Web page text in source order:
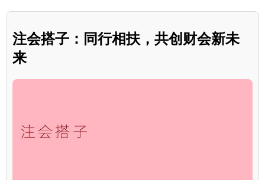
注会搭子：同行相扶，共创财会新未
来